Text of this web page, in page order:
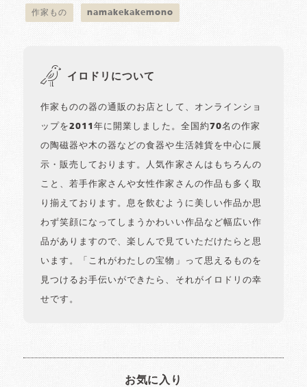
作家もの namakekakemono
イロドリについて
作家ものの器の通販のお店として、オンラインショ
ップを2011年に開業しました。全国約70名の作家
の陶磁器や木の器などの食器や生活雑貨を中心に展
示・販売しております。人気作家さんはもちろんの
こと、若手作家さんや女性作家さんの作品も多く取
り揃えております。息を飲むように美しい作品か思
わず笑顔になってしまうかわいい作品など幅広い作
品がありますので、楽しんで見ていただけたらと思
います。「これがわたしの宝物」って思えるものを
見つけるお手伝いができたら、それがイロドリの幸
せです。
お気に入り